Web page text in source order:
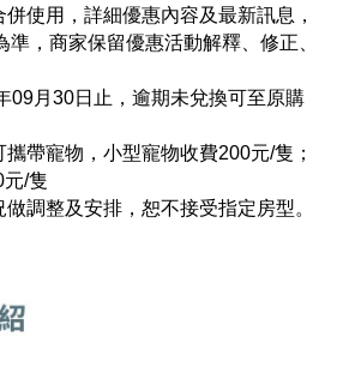
使用，詳細優惠內容及最新訊息，
準，商家保留優惠活動解釋、修正、
09月30日止，逾期未兌換可至原購
帶寵物，小型寵物收費200元/隻；
/隻
調整及安排，恕不接受指定房型。